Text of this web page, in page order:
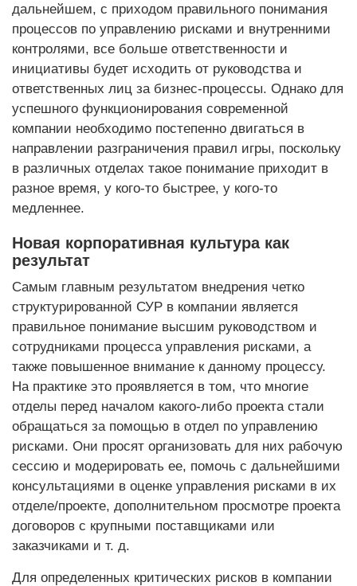
дальнейшем, с приходом правильного понимания
процессов по управлению рисками и внутренними
контролями, все больше ответственности и
инициативы будет исходить от руководства и
ответственных лиц за бизнес-процессы. Однако для
успешного функционирования современной
компании необходимо постепенно двигаться в
направлении разграничения правил игры, поскольку
в различных отделах такое понимание приходит в
разное время, у кого-то быстрее, у кого-то
медленнее.
Новая корпоративная культура как
результат
Самым главным результатом внедрения четко
структурированной СУР в компании является
правильное понимание высшим руководством и
сотрудниками процесса управления рисками, а
также повышенное внимание к данному процессу.
На практике это проявляется в том, что многие
отделы перед началом какого-либо проекта стали
обращаться за помощью в отдел по управлению
рисками. Они просят организовать для них рабочую
сессию и модерировать ее, помочь с дальнейшими
консультациями в оценке управления рисками в их
отделе/проекте, дополнительном просмотре проекта
договоров с крупными поставщиками или
заказчиками и т. д.
Для определенных критических рисков в компании